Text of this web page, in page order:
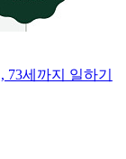
73세까지 일하기